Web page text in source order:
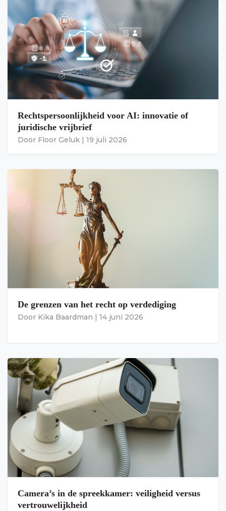
Rechtspersoonlijkheid voor AI: innovatie of
juridische vrijbrief
Door Floor Geluk | 19 juli 2026
De grenzen van het recht op verdediging
Door Kika Baardman | 14 juni 2026
Camera’s in de spreekkamer: veiligheid versus
vertrouwelijkheid